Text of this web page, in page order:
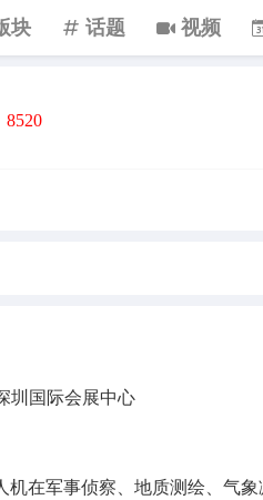
块 话题 视频
8520
会
国际会展中心
机在军事侦察、地质测绘、气